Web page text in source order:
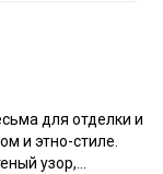
для отделки и
и этно-стиле.
узор,